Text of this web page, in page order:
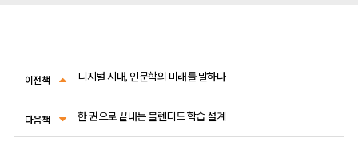
이전책 디지털 시대, 인문학의 미래를 말하다
다음책 한 권으로 끝내는 블렌디드 학습 설계